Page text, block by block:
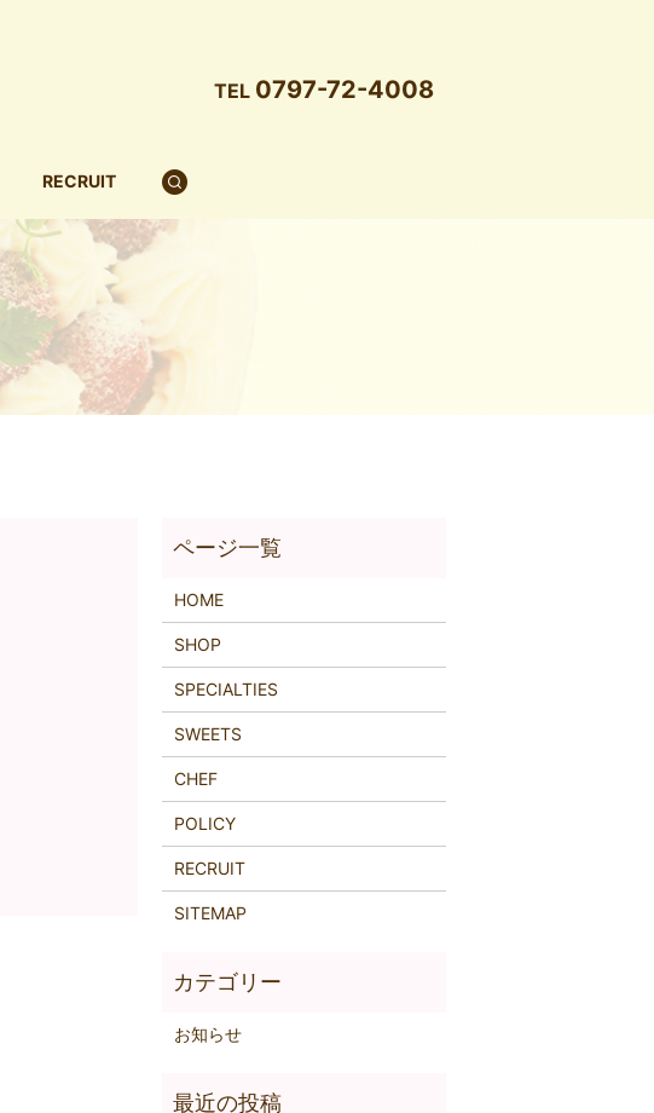
RECRUIT search
TEL 0797-72-4008
HOME
SHOP
SPECIALTIES
SWEETS
CHEF
POLICY
RECRUIT
SITEMAP
お知らせ